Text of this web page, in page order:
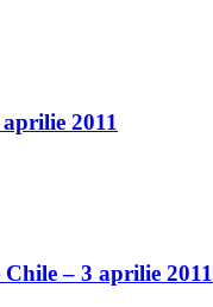
2011
– 3 aprilie 2011